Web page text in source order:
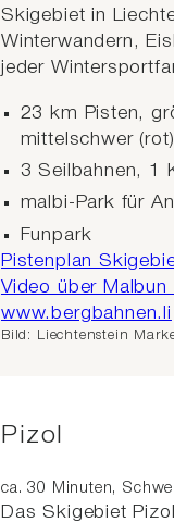
Skigebiet in
Winterwandern,
jeder
23 km Pisten,
mittelschwer (rot)
3 Seilbahnen, 1
malbi-Park für
Funpark
Pistenplan
Video über Malbun
www.bergbahnen.li
Bild: Liechtenstein
Pizol
ca. 30 Minuten,
Das Skigebiet